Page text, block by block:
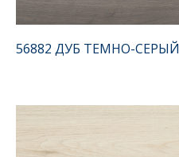
56882 ДУБ ТЕМНО-СЕРЫЙ